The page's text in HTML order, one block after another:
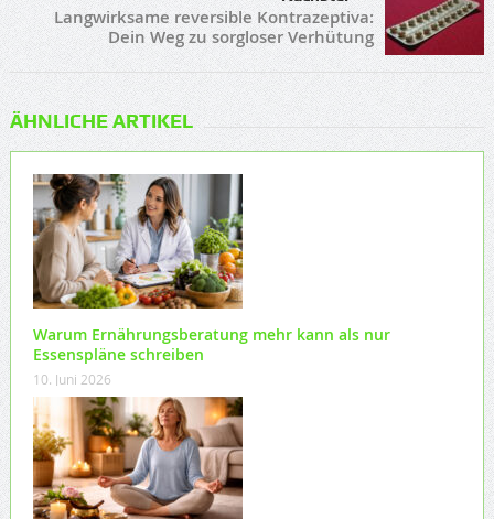
Langwirksame reversible Kontrazeptiva:
Dein Weg zu sorgloser Verhütung
ÄHNLICHE ARTIKEL
Warum Ernährungsberatung mehr kann als nur
Essenspläne schreiben
10. Juni 2026